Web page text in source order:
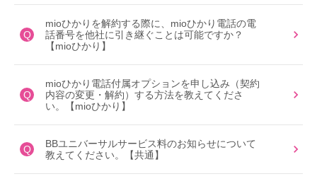
Q
mioひかりを解約する際に、mioひかり電話の電
話番号を他社に引き継ぐことは可能ですか？
【mioひかり】
Q
mioひかり電話付属オプションを申し込み（契約
内容の変更・解約）する方法を教えてくださ
い。【mioひかり】
Q
BBユニバーサルサービス料のお知らせについて
教えてください。【共通】